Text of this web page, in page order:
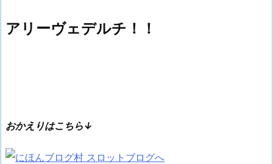
アリーヴェデルチ！！
おかえりはこちら↓